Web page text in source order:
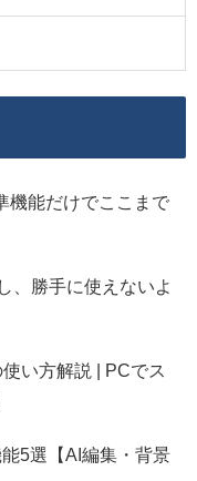
機能だけでここまで
、勝手に使えないよ
い方解説 | PCでス
5選【AI編集・背景